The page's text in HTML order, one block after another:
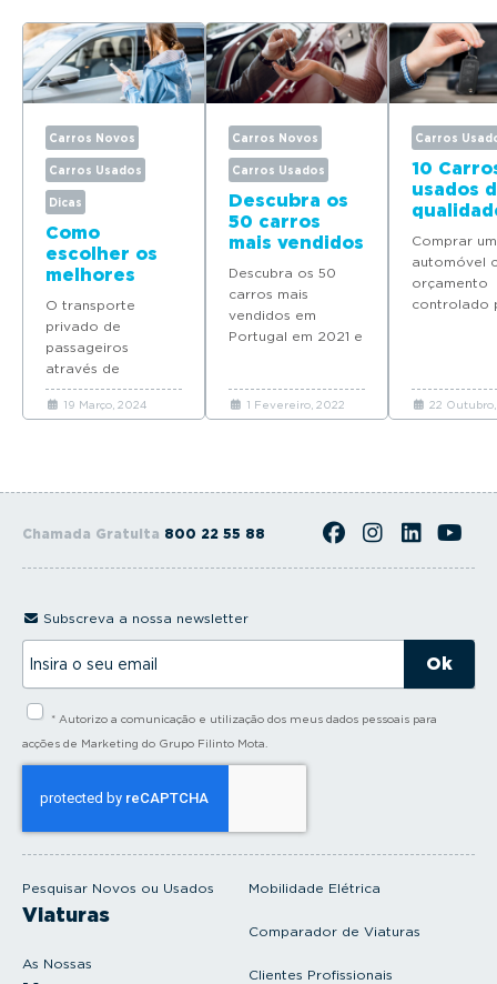
Carros Novos
Carros Usados
Dicas
Como
escolher os
melhores
carros para
TVDE
O transporte
privado de
passageiros
através de
plataformas digitais
é cada vez mais
Saiba como
19 Março, 2024
Carros Novos
Carros Usados
Descubra os
50 carros
mais vendidos
em Portugal
em 2021
Descubra os 50
carros mais
vendidos em
Portugal em 2021 e
1 Fevereiro, 2022
Carros
10
usados
150€/
Comprar um
automóvel
orçamento
controlado
usados com
prestações
22
Chamada Gratuita 800 22 55 88
Pesquisar Novos ou Usados
Viaturas
As Nossas
Mobilidade Elétrica
Comparador de Viaturas
Clientes Profissionais
Subscreva a nossa newsletter
s
* Autorizo a comunicação e utilização dos meus dados pessoais para
acções de Marketing do Grupo Filinto Mota.